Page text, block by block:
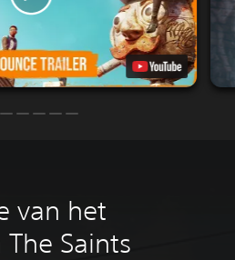
van het
Saints